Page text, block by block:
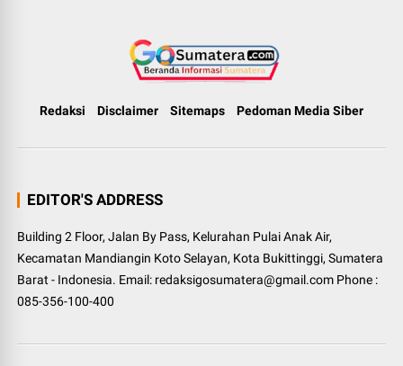
Redaksi Disclaimer Sitemaps Pedoman Media Siber
EDITOR'S ADDRESS
Building 2 Floor, Jalan By Pass, Kelurahan Pulai Anak Air,
Kecamatan Mandiangin Koto Selayan, Kota Bukittinggi, Sumatera
Barat - Indonesia. Email: redaksigosumatera@gmail.com Phone :
085-356-100-400